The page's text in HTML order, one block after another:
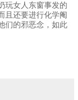
玩女人东窗事发的
且还要进行化学阉
们的邪恶念，如此